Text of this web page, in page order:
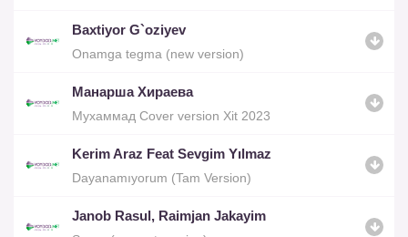
Baxtiyor G`oziyev
Onamga tegma (new version)
Манарша Хираева
Мухаммад Cover version Xit 2023
Kerim Araz Feat Sevgim Yılmaz
Dayanamıyorum (Tam Version)
Janob Rasul, Raimjan Jakayim